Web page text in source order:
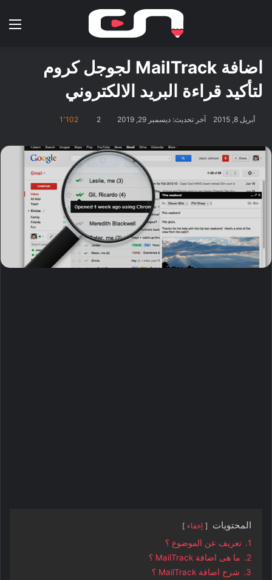
اضافة MailTrack لجوجل كروم
لتأكيد قراءة البريد الالكتروني
أبريل 8, 2015 آخر تحديث: ديسمبر 29, 2019 2 1٬102
المحتويات إخفاء
1.
تعريف عن الموضوع ؟
2.
ما هى اضافة MailTrack ؟
3.
شرح اضافة MailTrack ؟